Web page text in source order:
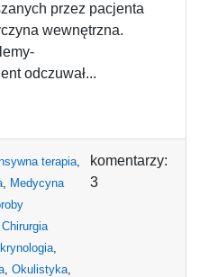
przez pacjenta
wewnętrzna.
odczuwał...
terapia,
, Medycyna
Chirurgia
,
, Okulistyka,
komentarzy:
3